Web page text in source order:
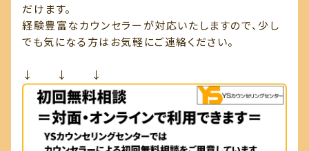
だけます。
経験豊富なカウンセラーが対応いたしますので、少し
でも気になる方はお気軽にご連絡ください。
↓ ↓ ↓